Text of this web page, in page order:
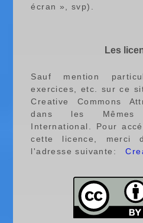
écran », svp).
Les
Sauf mention
exercices, etc. sur ce
Creative Commons
dans les Mêmes
International. Pour
cette licence, merci
l'adresse suivante: